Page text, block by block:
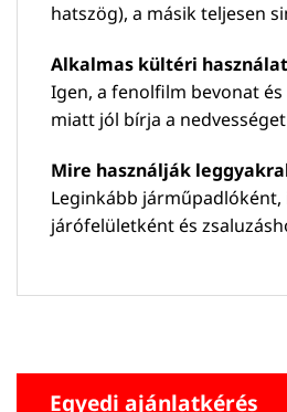
hatszög), a másik teljesen
Alkalmas kültéri
Igen, a fenolfilm bevonat
miatt jól bírja a
Mire használják
Leginkább járműpadlóként,
járófelületként és
Egyedi ajánlatkérés